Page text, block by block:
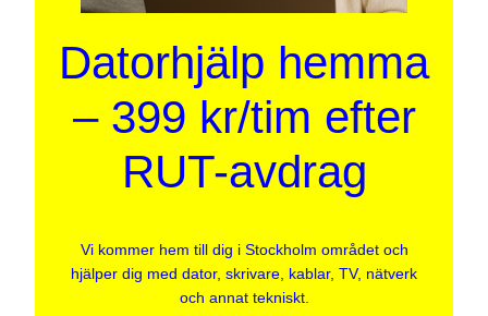
Datorhjälp hemma
– 399 kr/tim efter
RUT-avdrag
Vi kommer hem till dig i Stockholm området och
hjälper dig med dator, skrivare, kablar, TV, nätverk
och annat tekniskt.